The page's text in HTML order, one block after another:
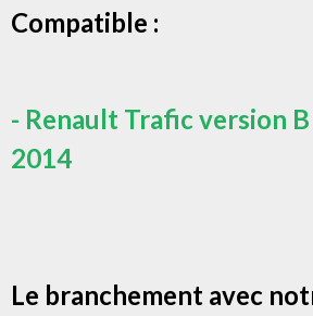
Compatible :
- Renault Trafic version
2014
Le branchement avec